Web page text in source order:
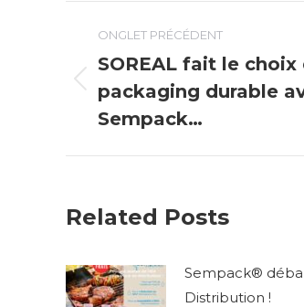
Navigation
de
commentaire
ONGLET PRÉCÉDENT
Onglet
précédent
SOREAL fait le choix
packaging durable
Sempack…
Related Posts
Sempack®
Distribution !